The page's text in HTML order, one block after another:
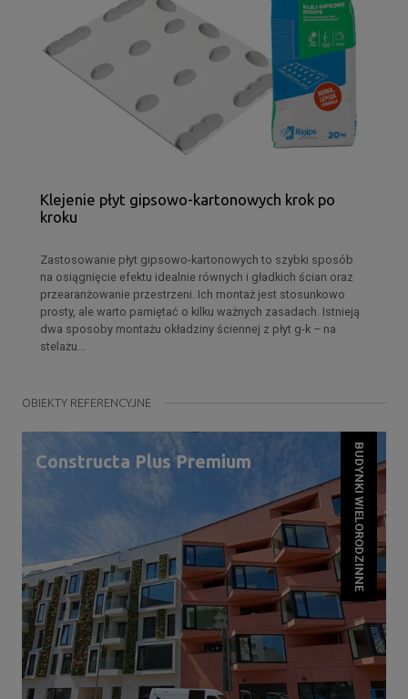
Klejenie płyt gipsowo-kartonowych krok po
kroku
Zastosowanie płyt gipsowo-kartonowych to szybki sposób
na osiągnięcie efektu idealnie równych i gładkich ścian oraz
przearanżowanie przestrzeni. Ich montaż jest stosunkowo
prosty, ale warto pamiętać o kilku ważnych zasadach. Istnieją
dwa sposoby montażu okładziny ściennej z płyt g-k – na
stelażu...
OBIEKTY REFERENCYJNE
Constructa Plus Premium BUDYNKI WIELORODZINNE